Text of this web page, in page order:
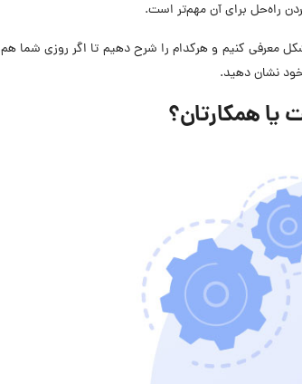
راه‌حل برای آن مهم‌تر است.
معرفی کنیم و هرکدام را شرح دهیم تا اگر روزی شما هم
خود نشان دهید.
همکارتان؟